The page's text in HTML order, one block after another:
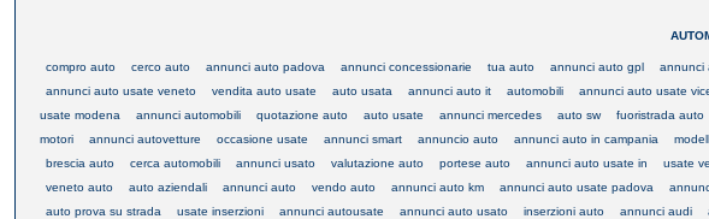
compro auto cerco auto annunci auto padova annunci concessionarie tua auto annunci auto gpl annunci
annunci auto usate veneto
vendita auto usate auto usata annunci auto it automobili annunci auto usate
usate modena
annunci automobili quotazione auto auto usate annunci mercedes auto sw fuoristrada auto
motori
annunci autovetture occasione usate annunci smart annuncio auto annunci auto in campania
brescia auto
cerca automobili annunci usato valutazione auto portese auto annunci auto usate in usate
veneto auto
auto aziendali annunci auto vendo auto annunci auto km annunci auto usate padova
auto prova su strada
usate inserzioni annunci autousate annunci auto usato inserzioni auto annunci audi